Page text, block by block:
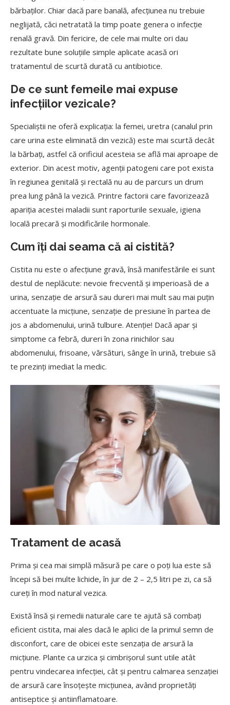
bărbaților. Chiar dacă pare banală, afecțiunea nu trebuie
neglijată, căci netratată la timp poate genera o infecție
renală gravă. Din fericire, de cele mai multe ori dau
rezultate bune soluțiile simple aplicate acasă ori
tratamentul de scurtă durată cu antibiotice.
De ce sunt femeile mai expuse
infecțiilor vezicale?
Specialiștii ne oferă explicația: la femei, uretra (canalul prin
care urina este eliminată din vezică) este mai scurtă decât
la bărbați, astfel că orificiul acesteia se află mai aproape de
exterior. Din acest motiv, agenții patogeni care pot exista
în regiunea genitală și rectală nu au de parcurs un drum
prea lung până la vezică. Printre factorii care favorizează
apariția acestei maladii sunt raporturile sexuale, igiena
locală precară și modificările hormonale.
Cum îți dai seama că ai cistită?
Cistita nu este o afecțiune gravă, însă manifestările ei sunt
destul de neplăcute: nevoie frecventă și imperioasă de a
urina, senzație de arsură sau dureri mai mult sau mai puțin
accentuate la micțiune, senzație de presiune în partea de
jos a abdomenului, urină tulbure. Atenție! Dacă apar și
simptome ca febră, dureri în zona rinichilor sau
abdomenului, frisoane, vărsături, sânge în urină, trebuie să
te prezinți imediat la medic.
Tratament de acasă
Prima și cea mai simplă măsură pe care o poți lua este să
începi să bei multe lichide, în jur de 2 – 2,5 litri pe zi, ca să
cureți în mod natural vezica.
Există însă și remedii naturale care te ajută să combați
eficient cistita, mai ales dacă le aplici de la primul semn de
disconfort, care de obicei este senzația de arsură la
micțiune. Plante ca urzica și cimbrișorul sunt utile atât
pentru vindecarea infecției, cât și pentru calmarea senzației
de arsură care însoțește micțiunea, având proprietăți
antiseptice și antiinflamatoare.